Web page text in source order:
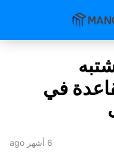
في
6 أشهر ago